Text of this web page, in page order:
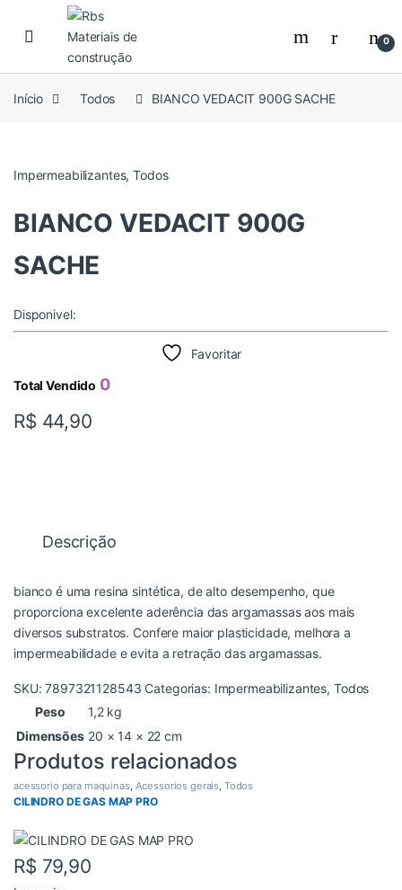
Skip to navigation
Skip to content
0
Início Todos BIANCO VEDACIT 900G SACHE
Impermeabilizantes,Todos
BIANCO VEDACIT 900G
SACHE
Disponivel:
Favoritar
Total Vendido 0
R$ 44,90
Descrição
bianco é uma resina sintética, de alto desempenho, que
proporciona excelente aderência das argamassas aos mais
diversos substratos. Confere maior plasticidade, melhora a
impermeabilidade e evita a retração das argamassas.
SKU:7897321128543 Categorias: Impermeabilizantes, Todos
Peso
1,2 kg
Dimensões 20 × 14 × 22 cm
Produtos relacionados
acessorio para maquinas, Acessorios gerais Todos
CILINDRO DE GAS MAP PRO
R$ 79,90